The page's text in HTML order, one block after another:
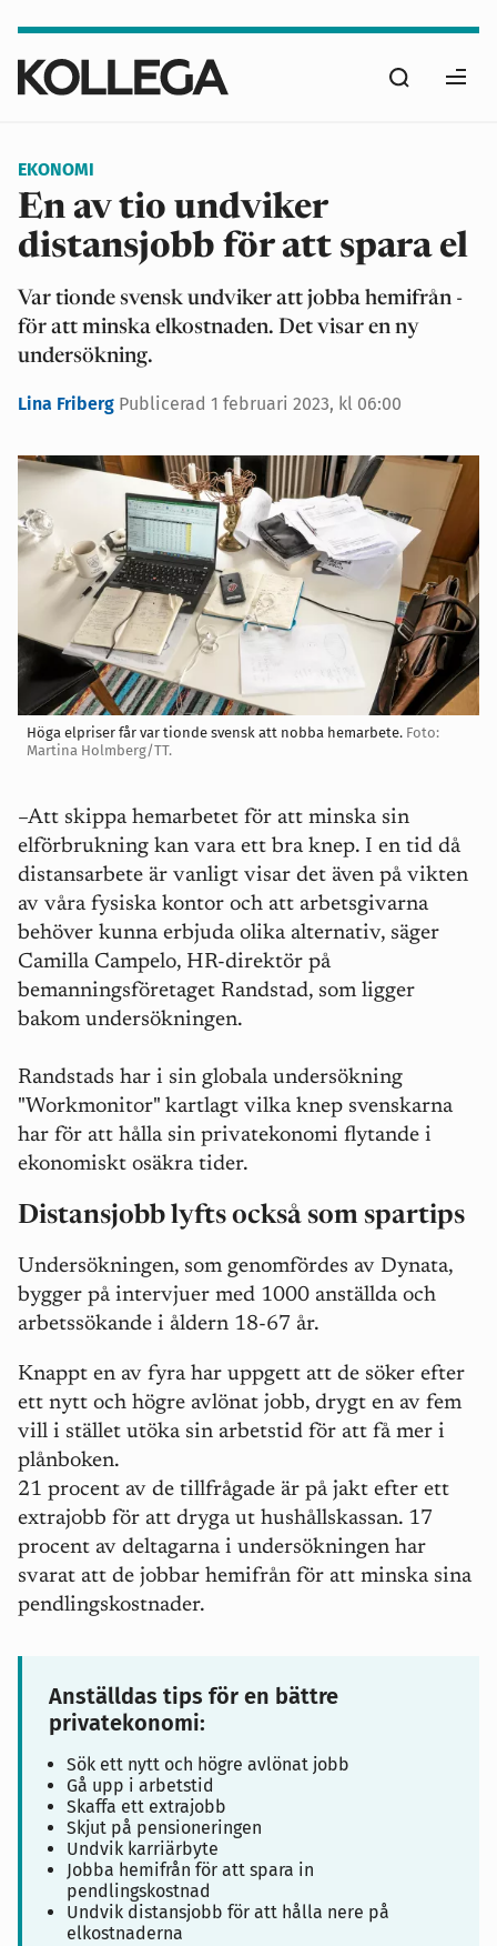
huvudinnehåll
Sök
EKONOMI
En av tio undviker
distansjobb för att spara el
Var tionde svensk undviker att jobba hemifrån -
för att minska elkostnaden. Det visar en ny
undersökning.
Lina Friberg Publicerad 1 februari 2023, kl 06:00
Höga elpriser får var tionde svensk att nobba hemarbete. Foto:
Martina Holmberg/TT.
–Att skippa hemarbetet för att minska sin
elförbrukning kan vara ett bra knep. I en tid då
distansarbete är vanligt visar det även på vikten
av våra fysiska kontor och att arbetsgivarna
behöver kunna erbjuda olika alternativ, säger
Camilla Campelo, HR-direktör på
bemanningsföretaget Randstad, som ligger
bakom undersökningen.
Randstads har i sin globala undersökning
"Workmonitor" kartlagt vilka knep svenskarna
har för att hålla sin privatekonomi flytande i
ekonomiskt osäkra tider.
Distansjobb lyfts också som spartips
Undersökningen, som genomfördes av Dynata,
bygger på intervjuer med 1000 anställda och
arbetssökande i åldern 18-67 år.
Knappt en av fyra har uppgett att de söker efter
ett nytt och högre avlönat jobb, drygt en av fem
vill i stället utöka sin arbetstid för att få mer i
plånboken.
21 procent av de tillfrågade är på jakt efter ett
extrajobb för att dryga ut hushållskassan. 17
procent av deltagarna i undersökningen har
svarat att de jobbar hemifrån för att minska sina
pendlingskostnader.
Anställdas tips för en bättre
privatekonomi:
Sök ett nytt och högre avlönat jobb
Gå upp i arbetstid
Skaffa ett extrajobb
Skjut på pensioneringen
Undvik karriärbyte
Jobba hemifrån för att spara in
pendlingskostnad
Undvik distansjobb för att hålla nere på
elkostnaderna